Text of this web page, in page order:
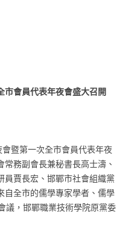
市會員代表年夜會盛大召開
暨第一次全市會員代表年夜
務副會長兼秘書長高士濤、
員賈長宏、邯鄲市社會組織黨
自全市的儒學專家學者、儒學
議，邯鄲職業技術學院原黨委